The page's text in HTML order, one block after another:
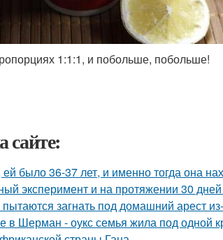
1:1:1, и побольше, побольше!
сайте:
ей было 36-37 лет, и именно тогда она
эксперимент и на протяжении 30
загнать под домашний арест
в Шерман - оукс семья жила под одной